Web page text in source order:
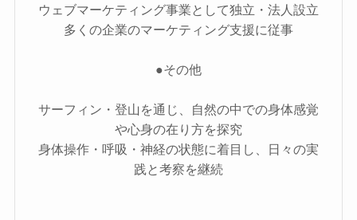
ウェブマーケティング事業として独立・法人設立
多くの企業のマーケティング支援に従事
●その他
サーフィン・登山を通じ、自然の中での身体感覚
や心身の在り方を探究
身体操作・呼吸・神経の状態に着目し、日々の実
践と考察を継続